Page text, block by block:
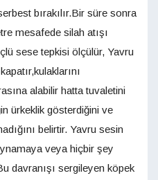
bırakılır.Bir süre sonra
mesafede silah atışı
sese tepkisi ölçülür, Yavru
alabilir hatta tuvaletini
ürkeklik gösterdiğini ve
belirtir. Yavru sesin
veya hiçbir şey
davranışı sergileyen köpek